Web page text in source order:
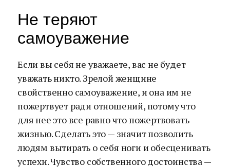
Не теряют
самоуважение
Если вы себя не уважаете, вас не будет
уважать никто. Зрелой женщине
свойственно самоуважение, и она им не
пожертвует ради отношений, потому что
для нее это все равно что пожертвовать
жизнью. Сделать это — значит позволить
людям вытирать о себя ноги и обесценивать
успехи. Чувство собственного достоинства —